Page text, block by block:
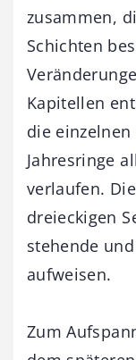
zusammen,
Schichten
Kapitellen
die
Jahresringe
verlaufen.
dreieckigen
stehende
aufweisen.
Zum